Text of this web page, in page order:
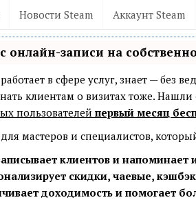
Новости Steam Аккаунт Steam
онлайн-записи на
работает в сфере услуг, знает — без
клиентам о визитах тоже.
пользователей первый месяц
мастеров и специалистов,
клиентов и напоминает
скидки, чаевые,
доходимость и помогает